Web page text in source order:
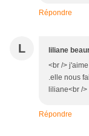
Répondre
L liliane
<br />
.elle nous
liliane<br />
Répondre